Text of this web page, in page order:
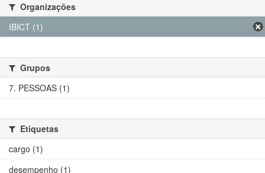
Organizações
IBICT (1)
Grupos
7. PESSOAS (1)
Etiquetas
cargo (1)
desempenho (1)